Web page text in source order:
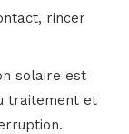
rincer
solaire est
traitement et